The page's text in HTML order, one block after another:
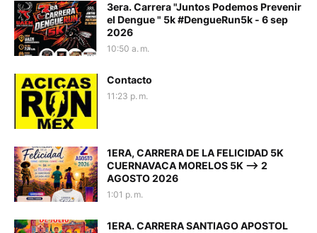
3era. Carrera "Juntos Podemos Prevenir
el Dengue " 5k #DengueRun5k - 6 sep
2026
10:50 a. m.
Contacto
11:23 p. m.
1ERA, CARRERA DE LA FELICIDAD 5K
CUERNAVACA MORELOS 5K --> 2
AGOSTO 2026
1:01 p. m.
1ERA. CARRERA SANTIAGO APOSTOL